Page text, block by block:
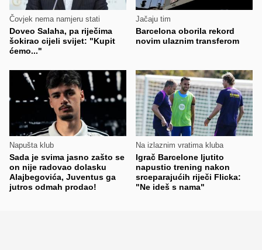
Čovjek nema namjeru stati
Doveo Salaha, pa riječima
šokirao cijeli svijet: "Kupit
ćemo..."
Jačaju tim
Barcelona oborila rekord
novim ulaznim transferom
Napušta klub
Sada je svima jasno zašto se
on nije radovao dolasku
Alajbegovića, Juventus ga
jutros odmah prodao!
Na izlaznim vratima kluba
Igrač Barcelone ljutito
napustio trening nakon
srceparajućih riječi Flicka:
"Ne ideš s nama"